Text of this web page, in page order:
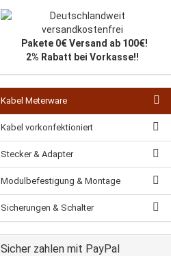
Pakete 0€ Versand ab 100€!
2% Rabatt bei Vorkasse!!
Kabel Meterware
Kabel vorkonfektioniert
Stecker & Adapter
Modulbefestigung & Montage
Sicherungen & Schalter
Sicher zahlen mit PayPal